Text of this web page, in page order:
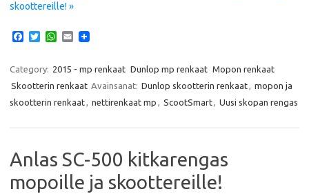
skoottereille! »
e
o
o
T
t
e
r
W
t
A
p
E
i
Category: 2015 - mp renkaat Dunlop mp renkaat Mopon renkaat
Skootterin renkaat Avainsanat: Dunlop skootterin renkaat, mopon ja
skootterin renkaat, nettirenkaat mp , ScootSmart, Uusi skopan rengas
Anlas SC-500 kitkarengas
mopoille ja skoottereille!